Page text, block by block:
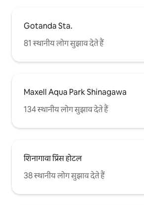
キッチンは簡単な調理に限りご利用いた
る調理はお控えください。 * 室内設備や
大切にお使いください。 * チェックアウ
数を超えた場合、追加料金を請求いたし
ます。 * すべての宿泊者は有効な身分証
明書を提出する必要があります。 * 身分
けません。 * 近隣への迷惑行為や施設運
合があります。 * 延泊をご希望の場合
金確認後に延泊が正式に成立します。 *
口頭での約束は無効となり、後払いには
対応しておりません。 15泊以上ご宿泊の
Gotanda Sta.
81 स्थानीय लोग सुझाव देते हैं
Maxell Aqua Park Shinagawa
134 स्थानीय लोग सुझाव देते हैं
शिनागावा प्रिंस होटल
38 स्थानीय लोग सुझाव देते हैं